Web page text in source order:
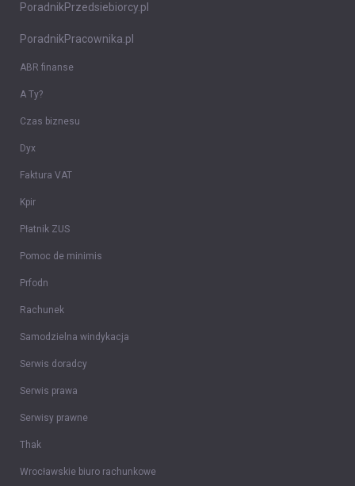
PoradnikPrzedsiebiorcy.pl
PoradnikPracownika.pl
ABR finanse
A Ty?
Czas biznesu
Dyx
Faktura VAT
Kpir
Płatnik ZUS
Pomoc de minimis
Prfodn
Rachunek
Samodzielna windykacja
Serwis doradcy
Serwis prawa
Serwisy prawne
Thak
Wrocławskie biuro rachunkowe